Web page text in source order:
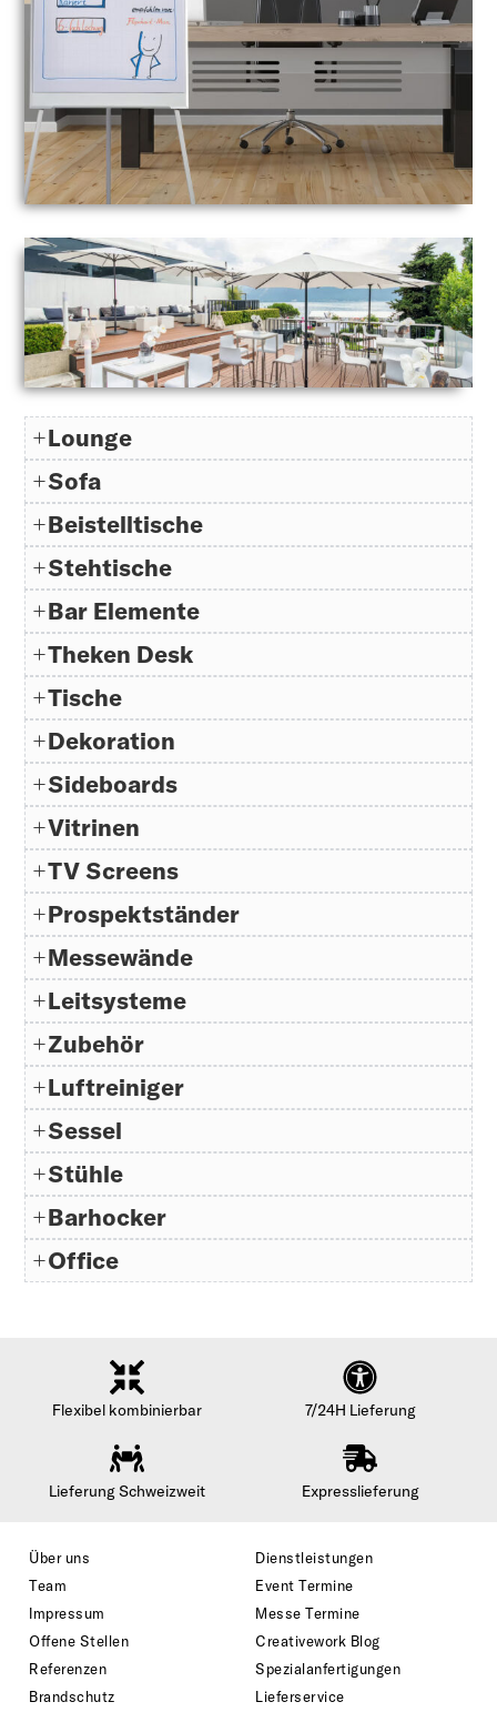
Lounge
Sofa
Beistelltische
Stehtische
Bar Elemente
Theken Desk
Tische
Dekoration
Sideboards
Vitrinen
TV Screens
Prospektständer
Messewände
Leitsysteme
Zubehör
Luftreiniger
Sessel
Stühle
Barhocker
Office
Flexibel kombinierbar 7/24H Lieferung
Lieferung Schweizweit Expresslieferung
Über uns
Team
Impressum
Offene Stellen
Dienstleistungen
Event Termine
Messe Termine
Creativework Blog
Referenzen
Brandschutz
Spezialanfertigungen
Lieferservice